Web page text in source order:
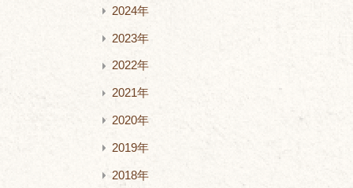
2024年
2023年
2022年
2021年
2020年
2019年
2018年